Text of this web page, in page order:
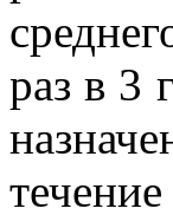
раз в 3